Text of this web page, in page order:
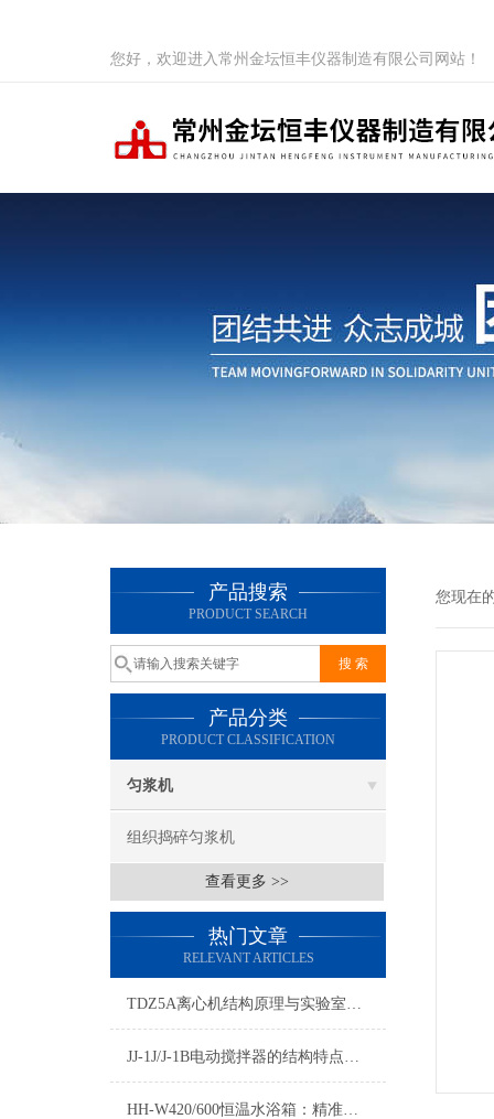
您好，欢迎进入常州金坛恒丰仪器制造有限公司网站！
产品搜索
PRODUCT SEARCH
产品分类
PRODUCT CLASSIFICATION
匀浆机
组织捣碎匀浆机
查看更多 >>
热门文章
RELEVANT ARTICLES
TDZ5A离心机结构原理与实验室常规应用详解
JJ-1J/J-1B电动搅拌器的结构特点与实验室搅拌应用
HH-W420/600恒温水浴箱：精准控温的实验室恒温解决方案
您现在